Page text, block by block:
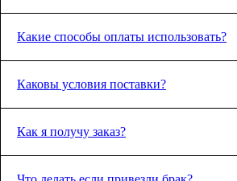
Какие способы оплаты использовать?
Мы работаем с любыми формами оплаты -
безналичный расчет. Так же мы
крупным корпоративным клиентам,
Каковы условия поставки?
В настоящее время система отпуска
предоплату! Что в свою очередь требуют и
Конечно, если вы наш постоянный
Как я получу заказ?
Существует два способа получения.